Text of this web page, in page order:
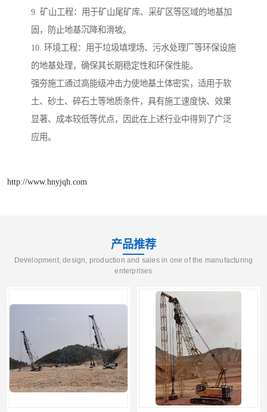
9. 矿山工程：用于矿山尾矿库、采矿区等区域的地基加
固，防止地基沉降和滑坡。
10. 环境工程：用于垃圾填埋场、污水处理厂等环保设施
的地基处理，确保其长期稳定性和环保性能。
强夯施工通过高能级冲击力使地基土体密实，适用于软
土、砂土、碎石土等地质条件，具有施工速度快、效果
显著、成本较低等优点，因此在上述行业中得到了广泛
应用。
http://www.hnyjqh.com
产品推荐
Development, design, production and sales in one of the manufacturing
enterprises